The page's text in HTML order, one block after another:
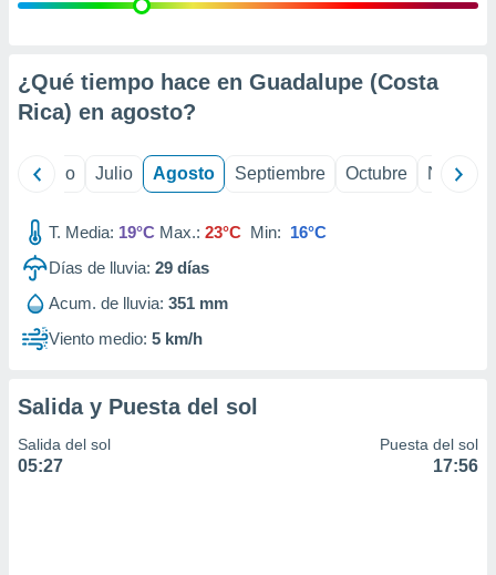
e
mediante
publicidad
de
1199
¿Qué tiempo hace en Guadalupe (Costa
Rica) en agosto?
Junio Julio Agosto Septiembre Octubre
T. Media: 19°C Max.: 23°C Min: 16°C
Días de lluvia: 29 días
Acum. de lluvia: 351 mm
Viento medio: 5 km/h
Salida y Puesta del sol
Salida del sol
05:27
Puesta del sol
17:56